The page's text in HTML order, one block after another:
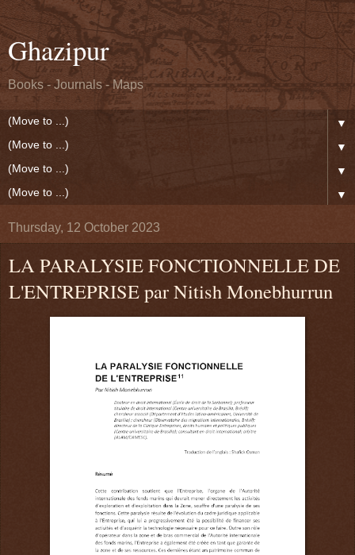
Ghazipur
Books - Journals - Maps
▼
▼
▼
▼
Thursday, 12 October 2023
LA PARALYSIE FONCTIONNELLE DE
L'ENTREPRISE par Nitish Monebhurrun